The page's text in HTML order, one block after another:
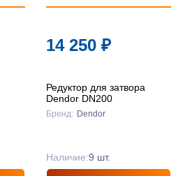
14 250 ₽
Редуктор для затвора
Dendor DN200
Бренд: Dendor
Наличие:9 шт.